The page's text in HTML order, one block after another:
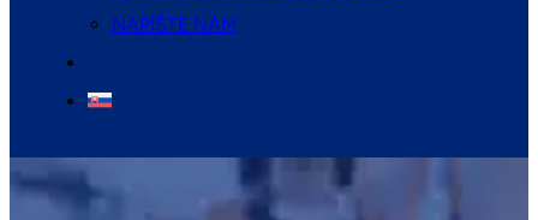
NAPÍŠTE NÁM